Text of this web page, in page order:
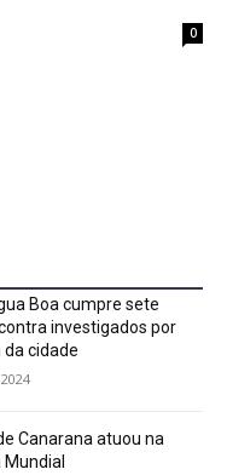
0
Boa cumpre sete
investigados por
cidade
Canarana atuou na